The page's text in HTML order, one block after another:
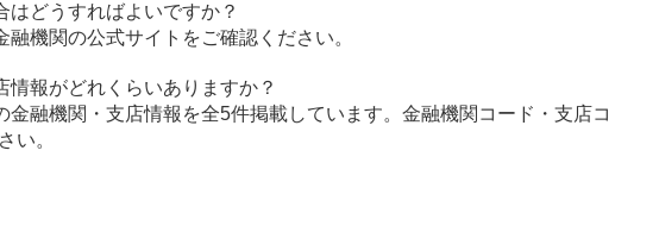
はどうすればよいですか？
機関の公式サイトをご確認ください。
情報がどれくらいありますか？
金融機関・支店情報を全5件掲載しています。金融機関コード・支店コ
い。